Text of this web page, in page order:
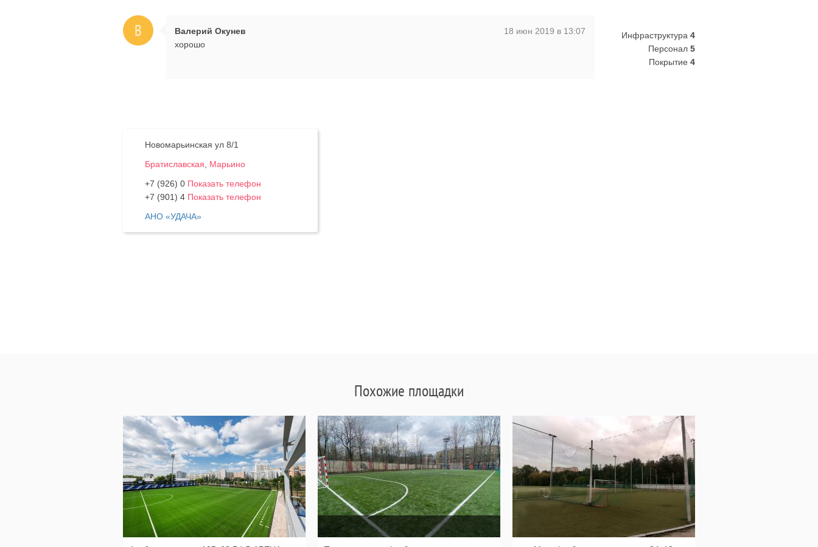
В Валерий Окунев
18 июн 2019 в 13:07
хорошо
Инфраструктура 4
Персонал 5
Покрытие 4
Новомарьинская ул 8/1
Братиславская, Марьино
+7 (926) 0 Показать телефон
+7 (901) 4 Показать телефон
АНО «УДАЧА»
Похожие площадки